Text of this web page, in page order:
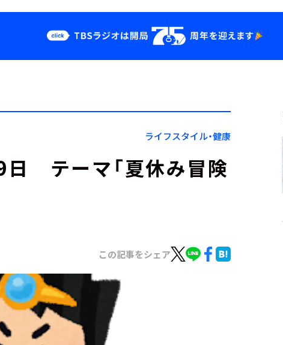
YouTube
会社情報
ライフスタイル・健康
テーマ「夏休み冒険
この記事をシェア